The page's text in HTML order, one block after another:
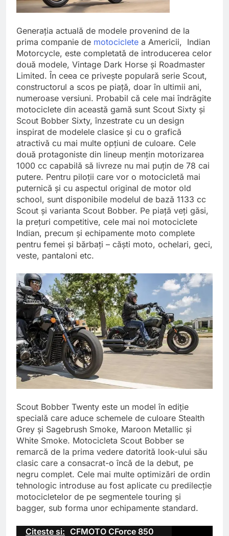
Generația actuală de modele provenind de la
prima companie de motociclete a Americii, Indian
Motorcycle, este completată de introducerea celor
două modele, Vintage Dark Horse și Roadmaster
Limited. În ceea ce privește populară serie Scout,
constructorul a scos pe piață, doar în ultimii ani,
numeroase versiuni. Probabil că cele mai îndrăgite
motociclete din această gamă sunt Scout Sixty și
Scout Bobber Sixty, înzestrate cu un design
inspirat de modelele clasice și cu o grafică
atractivă cu mai multe opțiuni de culoare. Cele
două protagoniste din lineup mențin motorizarea
1000 cc capabilă să livreze nu mai puțin de 78 cai
putere. Pentru piloții care vor o motocicletă mai
puternică și cu aspectul original de motor old
school, sunt disponibile modelul de bază 1133 cc
Scout și varianta Scout Bobber. Pe piață veți găsi,
la prețuri competitive, cele mai noi motociclete
Indian, precum și echipamente moto complete
pentru femei și bărbați – căști moto, ochelari, geci,
veste, pantaloni etc.
Scout Bobber Twenty este un model în ediție
specială care aduce schemele de culoare Stealth
Grey și Sagebrush Smoke, Maroon Metallic și
White Smoke. Motocicleta Scout Bobber se
remarcă de la prima vedere datorită look-ului său
clasic care a consacrat-o încă de la debut, pe
negru complet. Cele mai multe optimizări de ordin
tehnologic introduse au fost aplicate cu predilecție
motocicletelor de pe segmentele touring și
bagger, sub forma unor echipamente standard.
Citeste si: CFMOTO CForce 850